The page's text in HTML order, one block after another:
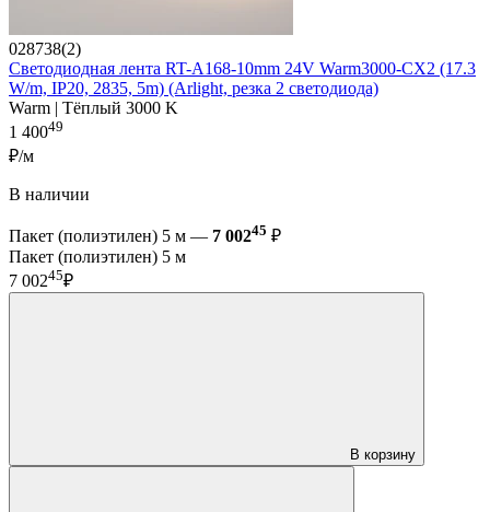
028738(2)
Светодиодная лента RT-A168-10mm 24V Warm3000-CX2 (17.3
W/m, IP20, 2835, 5m) (Arlight, резка 2 светодиода)
Warm | Тёплый 3000 K
1 40049
₽/м
В наличии
Пакет (полиэтилен) 5 м — 7 00245 ₽
Пакет (полиэтилен) 5 м
7 00245₽
В корзину